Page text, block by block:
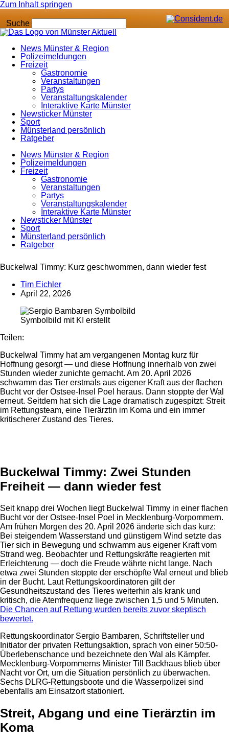
Zum Inhalt springen
Suche
News Münster & Region
Polizeimeldungen
Freizeit
Gastronomie
Veranstaltungen
Partys
Veranstaltungskalender
Interaktive Karte Münster
Newsticker Münster
Sport
Münsterland persönlich
Ratgeber
News Münster & Region
Polizeimeldungen
Freizeit
Gastronomie
Veranstaltungen
Partys
Veranstaltungskalender
Interaktive Karte Münster
Newsticker Münster
Sport
Münsterland persönlich
Ratgeber
Anzeige
Buckelwal Timmy: Kurz geschwommen, dann wieder fest
Tim Eichler
April 22, 2026
Symbolbild mit KI erstellt
Teilen:
Buckelwal Timmy hat am vergangenen Montag kurz für
Hoffnung gesorgt — und diese Hoffnung innerhalb von zwei
Stunden wieder zunichte gemacht. Am 20. April 2026
schwamm das Tier erstmals aus eigener Kraft aus der flachen
Bucht vor der Ostsee-Insel Poel heraus. Dann stoppte der Wal
erneut. Seitdem hat sich die Lage dramatisch zugespitzt: Streit
im Rettungsteam, eine Tierärztin im Koma und ein immer
kritischerer Zustand des Tieres.
Buckelwal Timmy: Zwei Stunden
Freiheit — dann wieder fest
Seit knapp drei Wochen liegt Buckelwal Timmy in einer flachen
Bucht vor der Ostsee-Insel Poel in Mecklenburg-Vorpommern.
Am frühen Morgen des 20. April 2026 änderte sich das kurz:
Bei steigendem Wasserstand und günstigem Wind setzte das
Tier sich in Bewegung und schwamm aus eigener Kraft vom
Strand weg. Beobachter und Rettungskräfte reagierten mit
Erleichterung — doch die Freude währte nicht lange. Nach
etwa zwei Stunden stoppte der erschöpfte Wal erneut und blieb
in der Bucht. Laut Rettungskoordinatoren gilt der
Gesundheitszustand des Tieres weiterhin als krank und
kritisch, die Atemfrequenz liege zwischen 1,5 und 5 Minuten.
Die Chancen auf Rettung wurden bereits zuvor skeptisch
bewertet.
Rettungskoordinator Sergio Bambaren, Schriftsteller und
Initiator der privaten Rettungsaktion, sprach von einer 50:50-
Überlebenschance und bezeichnete den Wal als Kämpfer.
Mecklenburg-Vorpommerns Minister Till Backhaus blieb über
Nacht vor Ort, um die Situation persönlich zu überwachen.
Sechs DLRG-Rettungsboote und die Wasserpolizei sind
ebenfalls am Einsatzort stationiert.
Streit, Abgang und eine Tierärztin im
Koma